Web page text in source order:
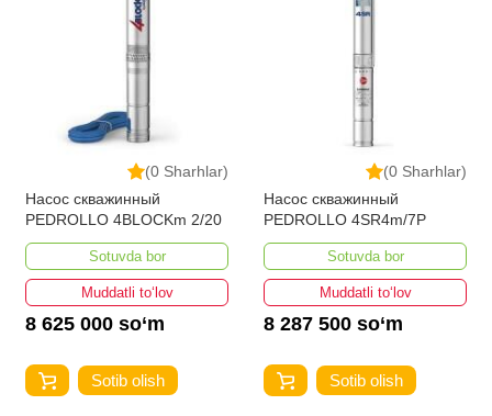
(0 Sharhlar)
Насос скважинный
PEDROLLO 4BLOCKm 2/20
Sotuvda bor
Muddatli to‘lov
8 625 000 so‘m
Sotib olish
(0 Sharhlar)
Насос скважинный
PEDROLLO 4SR4m/7P
Sotuvda bor
Muddatli to‘lov
8 287 500 so‘m
Sotib olish